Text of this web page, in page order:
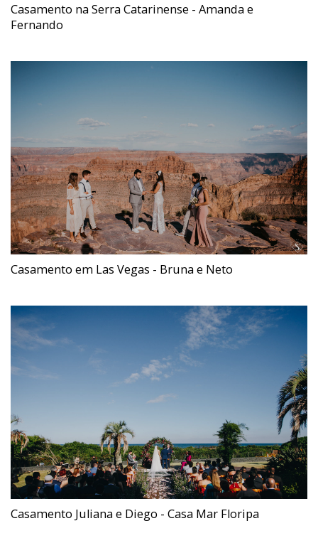
Casamento na Serra Catarinense - Amanda e
Fernando
Casamento em Las Vegas - Bruna e Neto
Casamento Juliana e Diego - Casa Mar Floripa